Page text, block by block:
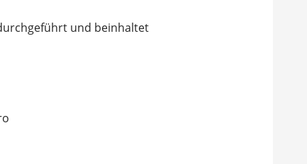
und beinhaltet